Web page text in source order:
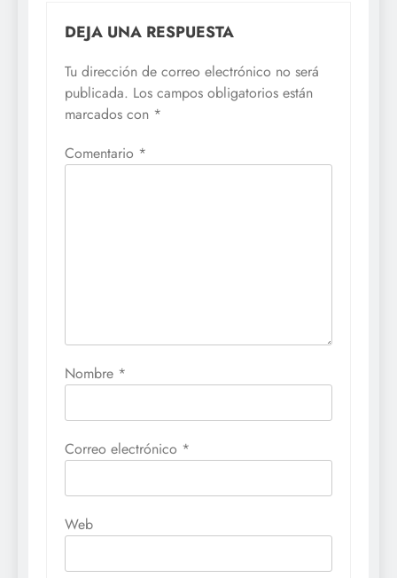
DEJA UNA RESPUESTA
Tu dirección de correo electrónico no será
publicada. Los campos obligatorios están
marcados con *
Comentario *
Nombre *
Correo electrónico *
Web